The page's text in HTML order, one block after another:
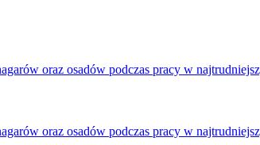
oraz osadów podczas pracy w
oraz osadów podczas pracy w